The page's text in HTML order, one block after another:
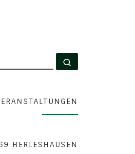
SUCHE
HERLESHAUSEN